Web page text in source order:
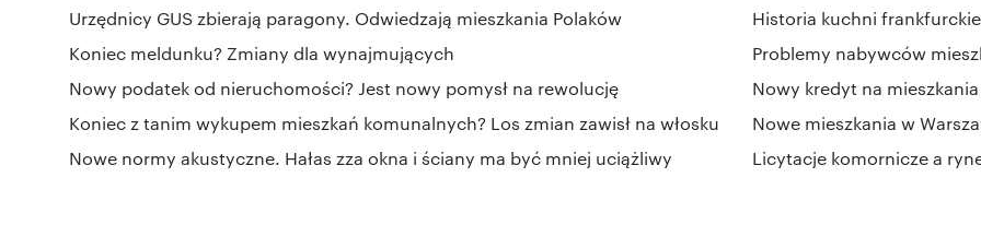
Urzędnicy GUS zbierają paragony. Odwiedzają mieszkania Polaków
Historia kuchni
Koniec meldunku? Zmiany dla wynajmujących
Problemy nabywców
Nowy podatek od nieruchomości? Jest nowy pomysł na rewolucję
Nowy kredyt na
Koniec z tanim wykupem mieszkań komunalnych? Los zmian zawisł na włosku
Nowe mieszkania w
Nowe normy akustyczne. Hałas zza okna i ściany ma być mniej uciążliwy
Licytacje komornicze a